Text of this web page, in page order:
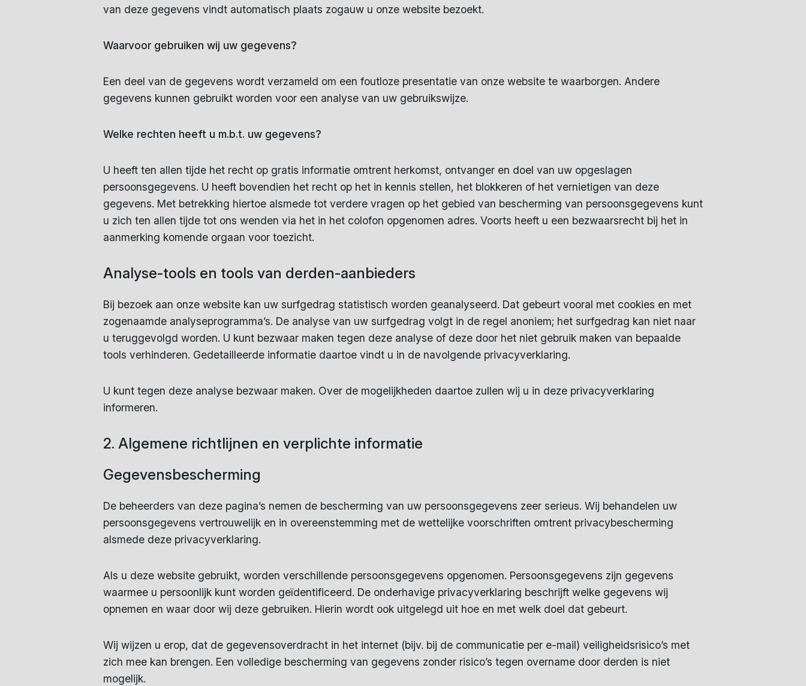
van deze gegevens vindt automatisch plaats zogauw u onze website bezoekt.
Waarvoor gebruiken wij uw gegevens?
Een deel van de gegevens wordt verzameld om een foutloze presentatie van onze website te waarborgen. Andere
gegevens kunnen gebruikt worden voor een analyse van uw gebruikswijze.
Welke rechten heeft u m.b.t. uw gegevens?
U heeft ten allen tijde het recht op gratis informatie omtrent herkomst, ontvanger en doel van uw opgeslagen
persoonsgegevens. U heeft bovendien het recht op het in kennis stellen, het blokkeren of het vernietigen van deze
gegevens. Met betrekking hiertoe alsmede tot verdere vragen op het gebied van bescherming van persoonsgegevens kunt
u zich ten allen tijde tot ons wenden via het in het colofon opgenomen adres. Voorts heeft u een bezwaarsrecht bij het in
aanmerking komende orgaan voor toezicht.
Analyse-tools en tools van derden-aanbieders
Bij bezoek aan onze website kan uw surfgedrag statistisch worden geanalyseerd. Dat gebeurt vooral met cookies en met
zogenaamde analyseprogramma’s. De analyse van uw surfgedrag volgt in de regel anoniem; het surfgedrag kan niet naar
u teruggevolgd worden. U kunt bezwaar maken tegen deze analyse of deze door het niet gebruik maken van bepaalde
tools verhinderen. Gedetailleerde informatie daartoe vindt u in de navolgende privacyverklaring.
U kunt tegen deze analyse bezwaar maken. Over de mogelijkheden daartoe zullen wij u in deze privacyverklaring
informeren.
2. Algemene richtlijnen en verplichte informatie
Gegevensbescherming
De beheerders van deze pagina’s nemen de bescherming van uw persoonsgegevens zeer serieus. Wij behandelen uw
persoonsgegevens vertrouwelijk en in overeenstemming met de wettelijke voorschriften omtrent privacybescherming
alsmede deze privacyverklaring.
Als u deze website gebruikt, worden verschillende persoonsgegevens opgenomen. Persoonsgegevens zijn gegevens
waarmee u persoonlijk kunt worden geïdentificeerd. De onderhavige privacyverklaring beschrijft welke gegevens wij
opnemen en waar door wij deze gebruiken. Hierin wordt ook uitgelegd uit hoe en met welk doel dat gebeurt.
Wij wijzen u erop, dat de gegevensoverdracht in het internet (bijv. bij de communicatie per e-mail) veiligheidsrisico’s met
zich mee kan brengen. Een volledige bescherming van gegevens zonder risico’s tegen overname door derden is niet
mogelijk.